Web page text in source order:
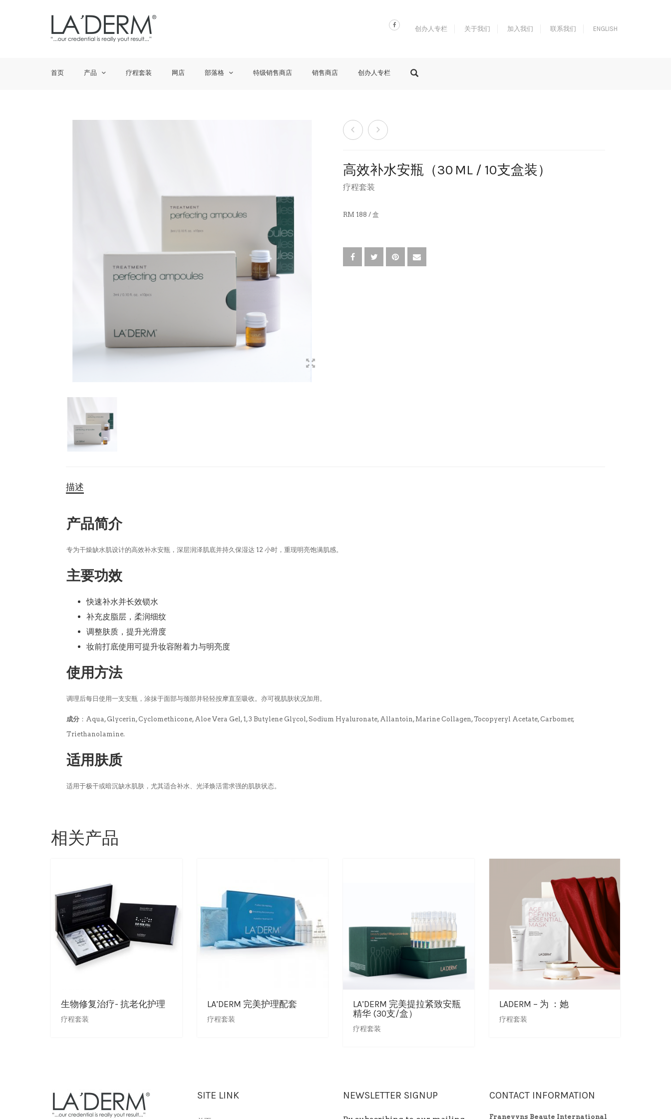
创办人专栏 关于我们 加入我们 联系我们 ENGLISH
首页 产品 疗程套装 网店 部落格 特级销售商店 销售商店 创办人专栏
高效补水安瓶（30 ML / 10支盒装）
疗程套装
RM 188 / 盒
描述
产品简介
专为干燥缺水肌设计的高效补水安瓶，深层润泽肌底并持久保湿达 12 小时，重现明亮饱满肌感。
主要功效
快速补水并长效锁水
补充皮脂层，柔润细纹
调整肤质，提升光滑度
妆前打底使用可提升妆容附着力与明亮度
使用方法
调理后每日使用一支安瓶，涂抹于面部与颈部并轻轻按摩直至吸收。亦可视肌肤状况加用。
成分 ：Aqua, Glycerin, Cyclomethicone, Aloe Vera Gel, 1, 3 Butylene Glycol, Sodium Hyaluronate, Allantoin, Marine Collagen, Tocopyeryl Acetate, Carbomer,
Triethanolamine.
适用肤质
适用于极干或暗沉缺水肌肤，尤其适合补水、光泽焕活需求强的肌肤状态。
相关产品
生物修复治疗- 抗老化护理
疗程套装
LA’DERM 完美护理配套
疗程套装
LA’DERM 完美提拉紧致安瓶
精华 (30支/盒）
疗程套装
LADERM – 为 ：她
疗程套装
SITE LINK NEWSLETTER SIGNUP CONTACT INFORMATION
Franevyns Beaute International